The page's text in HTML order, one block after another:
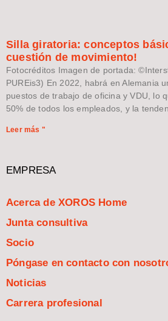
Silla giratoria: conceptos
cuestión de movimiento!
Fotocréditos Imagen de portada:
PUREis3) En 2022, habrá en Alemania
puestos de trabajo de oficina y VDU, lo
50% de todos los empleados, y la
Leer más "
EMPRESA
Acerca de XOROS Home
Junta consultiva
Socio
Póngase en contacto con
Noticias
Carrera profesional